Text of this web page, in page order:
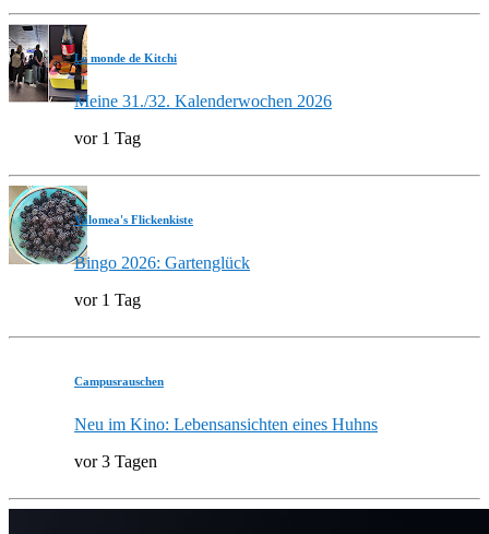
Le monde de Kitchi
Meine 31./32. Kalenderwochen 2026
vor 1 Tag
Valomea's Flickenkiste
Bingo 2026: Gartenglück
vor 1 Tag
Campusrauschen
Neu im Kino: Lebensansichten eines Huhns
vor 3 Tagen